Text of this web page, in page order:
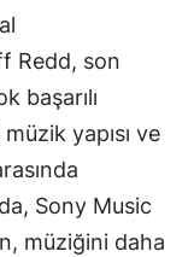
Redd, son
başarılı
yapısı ve
Sony Music
müziğini daha